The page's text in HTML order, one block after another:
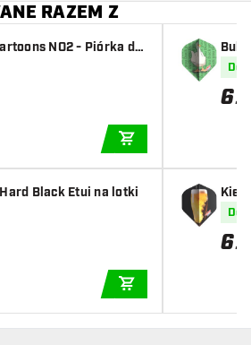
RAZEM Z
NO2 - Piórka do
Bull's Space Hard Black Etui na lotki
6zł
do
6zł